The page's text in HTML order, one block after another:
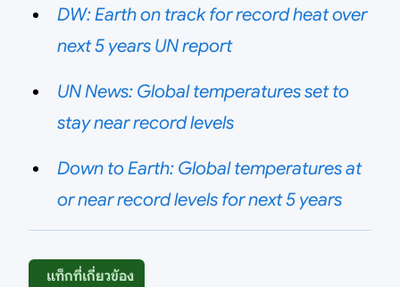
DW: Earth on track for record heat over
next 5 years UN report
UN News: Global temperatures set to
stay near record levels
Down to Earth: Global temperatures at
or near record levels for next 5 years
แท็กที่เกี่ยวข้อง